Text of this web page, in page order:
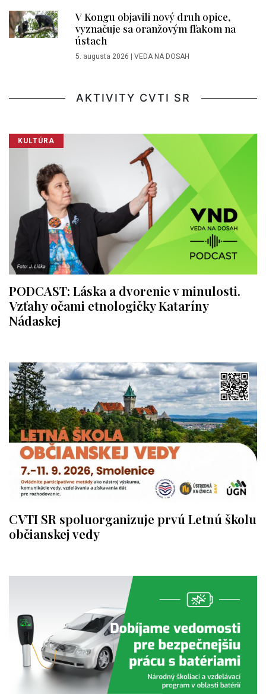
V Kongu objavili nový druh opice,
vyznačuje sa oranžovým fľakom na
ústach
5. augusta 2026 | VEDA NA DOSAH
AKTIVITY CVTI SR
KULTÚRA
PODCAST: Láska a dvorenie v minulosti.
Vzťahy očami etnologičky Kataríny
Nádaskej
CVTI SR spoluorganizuje prvú Letnú školu
občianskej vedy